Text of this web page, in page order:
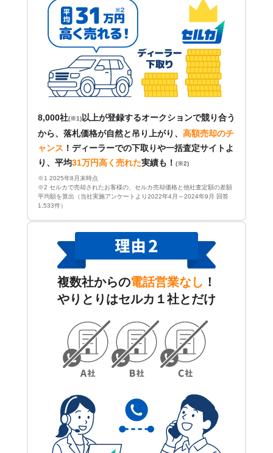
8,000社(※1) 以上が登録するオークションで競り合う
から、落札価格が自然と吊り上がり、 高額売却のチ
ャンス ！ ディーラーでの下取りや一括査定サイトよ
り、平均31万円高く売れた実績も！ (※2)
※1 2025年8月末時点
※2 セルカで売却されたお客様の、セルカ売却価格と他社査定額の差額
平均額を算出（当社実施アンケートより2022年4月～2024年9月 回答
1,533件）
複数社からの電話営業なし ！
やりとりはセルカ１社とだけ